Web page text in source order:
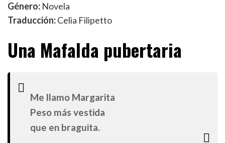
Género: Novela
Traducción:Celia Filipetto
Una Mafalda pubertaria
Me llamo Margarita
Peso más vestida
que en braguita.